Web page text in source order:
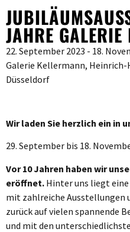
JAHRE GALERIE
22. September 2023 - 18.
Galerie Kellermann, Heinrich-
Düsseldorf
Wir laden Sie herzlich ein in
29. September bis 18.
Vor 10 Jahren haben wir
eröffnet. Hinter uns liegt
mit zahlreiche Ausstellungen
zurück auf vielen spannende
und mit den